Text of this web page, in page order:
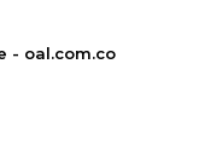
- oal.com.co